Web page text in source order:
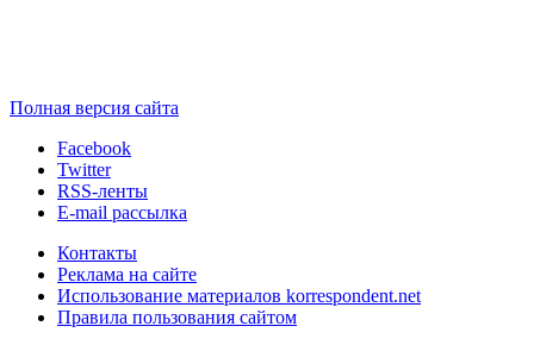
Полная версия сайта
Facebook
Twitter
RSS-ленты
E-mail рассылка
Контакты
Реклама на сайте
Использование материалов korrespondent.net
Правила пользования сайтом